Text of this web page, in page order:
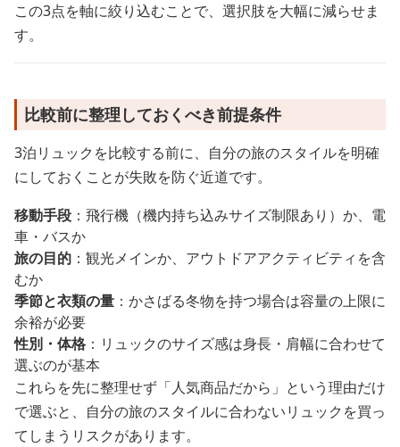
この3点を軸に絞り込むことで、選択肢を大幅に減らせま
す。
比較前に整理しておくべき前提条件
3泊リュックを比較する前に、自分の旅のスタイルを明確
にしておくことが失敗を防ぐ近道です。
移動手段 ：飛行機（機内持ち込みサイズ制限あり）か、電
車・バスか
旅の目的 ：観光メインか、アウトドアアクティビティを含
むか
季節と衣類の量 ：かさばる冬物を持つ場合は容量の上限に
余裕が必要
性別・体格 ：リュックのサイズ感は身長・肩幅に合わせて
選ぶのが基本
これらを先に整理せず「人気商品だから」という理由だけ
で選ぶと、自分の旅のスタイルに合わないリュックを買っ
てしまうリスクがあります。